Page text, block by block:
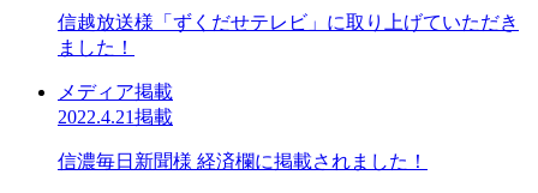
信越放送様「ずくだせテレビ」に取り上げていただき
ました！
メディア掲載
2022.4.21掲載
信濃毎日新聞様 経済欄に掲載されました！